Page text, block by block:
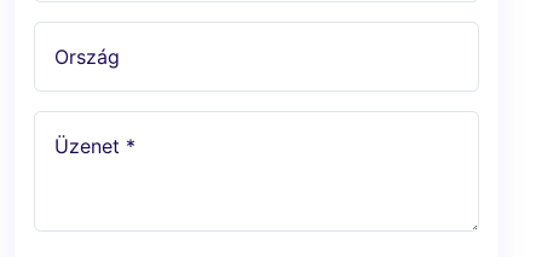
Ország
Üzenet *